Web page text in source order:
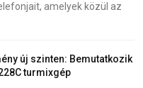
amelyek közül az
új szinten: Bemutatkozik
turmixgép